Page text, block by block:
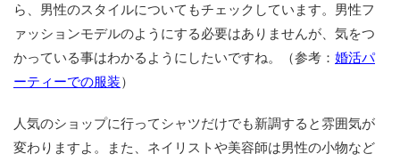
ら、男性のスタイルについてもチェックしています。男性フ
ァッションモデルのようにする必要はありませんが、気をつ
かっている事はわかるようにしたいですね。（参考： 婚活パ
ーティーでの服装）
人気のショップに行ってシャツだけでも新調すると雰囲気が
変わりますよ。また、ネイリストや美容師は男性の小物など